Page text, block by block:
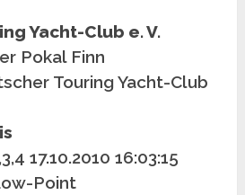
Yacht-Club e. V.
Pokal Finn
Touring Yacht-Club
17.10.2010 16:03:15
Point